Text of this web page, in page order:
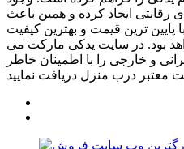
ایجاد کرده و همین باعث
ترین قیمت و بهترین کیفیت
بود. در سایت یدکی مارکت می
و خارجی را با اطمینان خاطر